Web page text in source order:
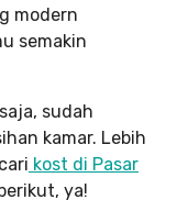
modern
semakin
sudah
kamar. Lebih
kost di Pasar
ya!